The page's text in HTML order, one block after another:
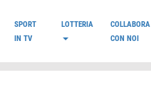
SPORT
IN TV
LOTTERIA
COLLABORA
CON NOI